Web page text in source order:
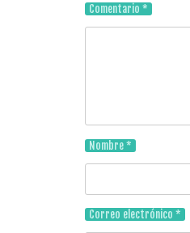
Comentario *
Nombre*
Correo electrónico *